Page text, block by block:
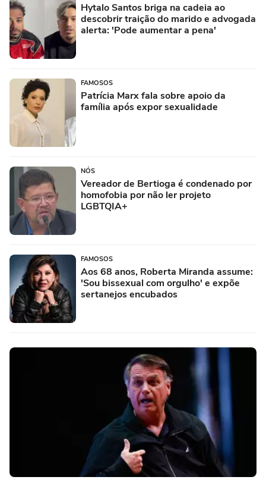
Hytalo Santos briga na cadeia ao
descobrir traição do marido e advogada
alerta: 'Pode aumentar a pena'
FAMOSOS
Patrícia Marx fala sobre apoio da
família após expor sexualidade
NÓS
Vereador de Bertioga é condenado por
homofobia por não ler projeto
LGBTQIA+
FAMOSOS
Aos 68 anos, Roberta Miranda assume:
'Sou bissexual com orgulho' e expõe
sertanejos encubados